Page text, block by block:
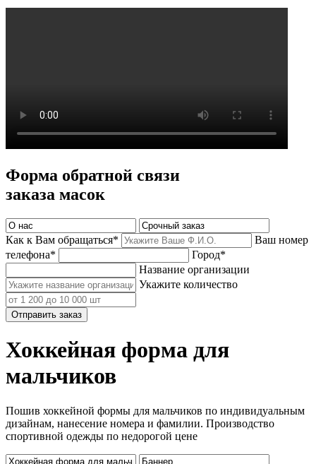
Форма обратной связи
заказа масок
Как к Вам обращаться*
Ваш номер
телефона*
Город*
Название организации
Укажите количество
Отправить заказ
Хоккейная форма для
мальчиков
Пошив хоккейной формы для мальчиков по индивидуальным
дизайнам, нанесение номера и фамилии. Производство
спортивной одежды по недорогой цене